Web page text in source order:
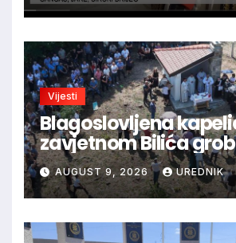
Vijesti
Blagoslovljena
zavjetnom Bilića
AUGUST 9, 2026 UREDNIK